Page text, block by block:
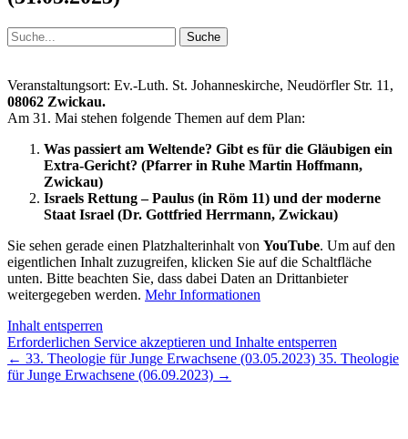
Suchen
nach:
Veranstaltungsort: Ev.-Luth. St. Johanneskirche, Neudörfler Str. 11,
08062 Zwickau.
Am 31. Mai stehen folgende Themen auf dem Plan:
Was passiert am Weltende? Gibt es für die Gläubigen ein
Extra-Gericht? (Pfarrer in Ruhe Martin Hoffmann,
Zwickau)
Israels Rettung – Paulus (in Röm 11) und der moderne
Staat Israel (Dr. Gottfried Herrmann, Zwickau)
Sie sehen gerade einen Platzhalterinhalt von YouTube. Um auf den
eigentlichen Inhalt zuzugreifen, klicken Sie auf die Schaltfläche
unten. Bitte beachten Sie, dass dabei Daten an Drittanbieter
weitergegeben werden. Mehr Informationen
Inhalt entsperren
Erforderlichen Service akzeptieren und Inhalte entsperren
← 33. Theologie für Junge Erwachsene (03.05.2023) 35. Theologie
für Junge Erwachsene (06.09.2023) →